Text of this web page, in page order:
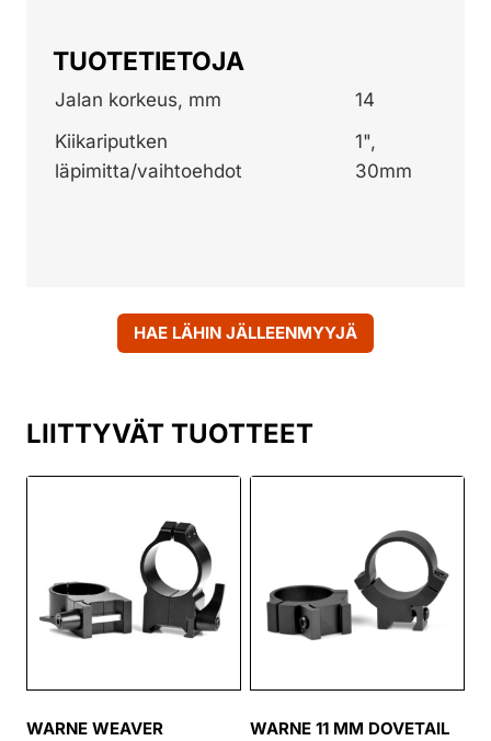
TUOTETIETOJA
Jalan korkeus, mm
14
Kiikariputken
läpimitta/vaihtoehdot
1",
30mm
HAE LÄHIN JÄLLEENMYYJÄ
LIITTYVÄT TUOTTEET
WARNE WEAVER
WARNE 11 MM DOVETAIL